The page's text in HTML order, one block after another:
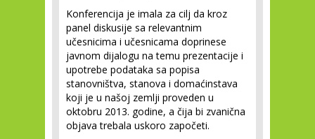
Konferencija je imala za cilj da kroz
panel diskusije sa relevantnim
učesnicima i učesnicama doprinese
javnom dijalogu na temu prezentacije i
upotrebe podataka sa popisa
stanovništva, stanova i domaćinstava
koji je u našoj zemlji proveden u
oktobru 2013. godine, a čija bi zvanična
objava trebala uskoro započeti.